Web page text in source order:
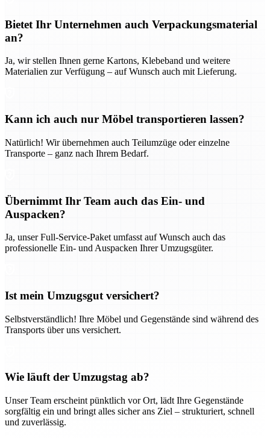
Bietet Ihr Unternehmen auch Verpackungsmaterial
an?
Ja, wir stellen Ihnen gerne Kartons, Klebeband und weitere
Materialien zur Verfügung – auf Wunsch auch mit Lieferung.
Kann ich auch nur Möbel transportieren lassen?
Natürlich! Wir übernehmen auch Teilumzüge oder einzelne
Transporte – ganz nach Ihrem Bedarf.
Übernimmt Ihr Team auch das Ein- und
Auspacken?
Ja, unser Full-Service-Paket umfasst auf Wunsch auch das
professionelle Ein- und Auspacken Ihrer Umzugsgüter.
Ist mein Umzugsgut versichert?
Selbstverständlich! Ihre Möbel und Gegenstände sind während des
Transports über uns versichert.
Wie läuft der Umzugstag ab?
Unser Team erscheint pünktlich vor Ort, lädt Ihre Gegenstände
sorgfältig ein und bringt alles sicher ans Ziel – strukturiert, schnell
und zuverlässig.